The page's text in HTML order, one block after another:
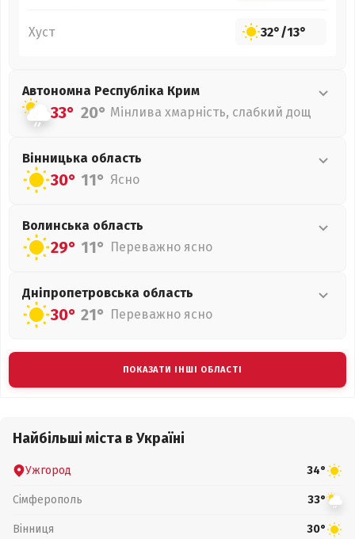
Хуст 32°/13°
Автономна Республіка Крим
33° 20° Мінлива хмарність, слабкий дощ
Вінницька область
30° 11° Ясно
Волинська область
29° 11° Переважно ясно
Дніпропетровська область
30° 21° Переважно ясно
ПОКАЗАТИ ІНШІ ОБЛАСТІ
Найбільші міста в Україні
Ужгород 34°
Сімферополь 33°
Вінниця 30°